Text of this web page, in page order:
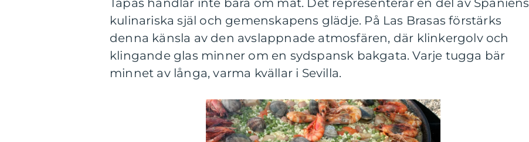
Tapas handlar inte bara om mat. Det representerar en del av Spaniens
kulinariska själ och gemenskapens glädje. På Las Brasas förstärks
denna känsla av den avslappnade atmosfären, där klinkergolv och
klingande glas minner om en sydspansk bakgata. Varje tugga bär
minnet av långa, varma kvällar i Sevilla.